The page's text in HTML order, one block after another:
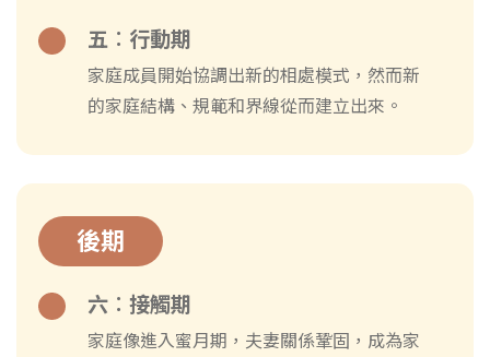
五︰行動期
家庭成員開始協調出新的相處模式，然而新
的家庭結構、規範和界線從而建立出來。
後期
六︰接觸期
家庭像進入蜜月期，夫妻關係鞏固，成為家